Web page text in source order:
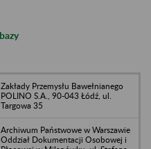
Zakłady Przemysłu Bawełnianego
POLINO S.A., 90-043 Łódź, ul.
Targowa 35
Archiwum Państwowe w Warszawie
Oddział Dokumentacji Osobowej i